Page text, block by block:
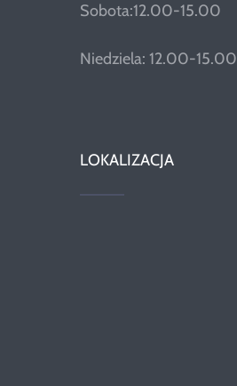
Sobota:12.00-15.00
Niedziela: 12.00-15.00
LOKALIZACJA